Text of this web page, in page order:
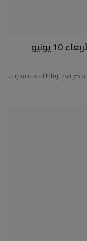
يونيو
بعد ارتباط اسمه بتدريب